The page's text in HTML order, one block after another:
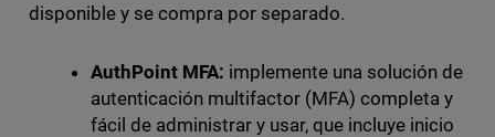
disponible y se compra por separado.
AuthPoint MFA: implemente una solución de
autenticación multifactor (MFA) completa y
fácil de administrar y usar, que incluye inicio